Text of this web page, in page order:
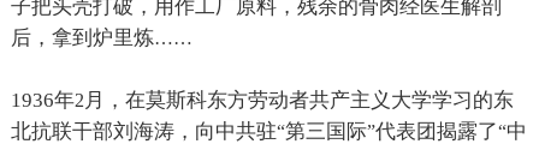
子把头壳打破，用作工厂原料，残余的骨肉经医生解剖
后，拿到炉里炼……
1936年2月，在莫斯科东方劳动者共产主义大学学习的东
北抗联干部刘海涛，向中共驻“第三国际”代表团揭露了“中